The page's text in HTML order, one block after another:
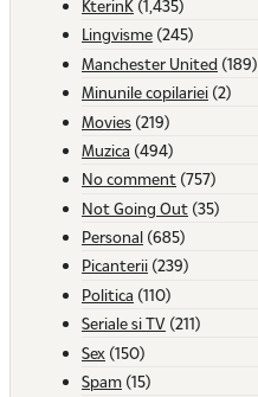
KterinK (1,435)
Lingvisme (245)
Manchester United (189)
Minunile copilariei (2)
Movies (219)
Muzica (494)
No comment (757)
Not Going Out (35)
Personal (685)
Picanterii (239)
Politica (110)
Seriale si TV (211)
Sex (150)
Spam (15)